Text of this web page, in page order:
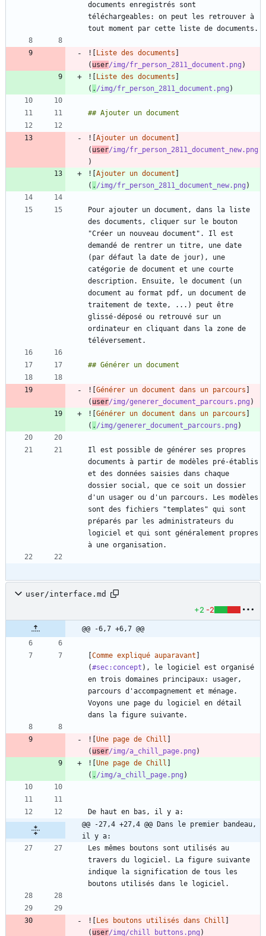
documents enregistrés sont
téléchargeables: on peut les retrouver à
![ Liste des documents
( user/img/fr_person_2811_document.png
![
Liste des documents
( . /img/fr_person_2811_document.png
![ Ajouter un document
( user/img/fr_person_2811_document_new.png
![ Ajouter un document
( . /img/fr_person_2811_document_new.png
Pour ajouter un document, dans la liste
des documents, cliquer sur le bouton
"Créer un nouveau document". Il est
demandé de rentrer un titre, une date
(par défaut la date de jour), une
catégorie de document et une courte
description. Ensuite, le document (un
document au format pdf, un document de
traitement de texte, ...) peut être
glissé-déposé ou retrouvé sur un
ordinateur en cliquant dans la zone de
![ Générer un document dans un parcours
( user/img/generer_document_parcours.png
![ Générer un document dans un parcours
( . /img/generer_document_parcours.png
Il est possible de générer ses propres
documents à partir de modèles pré-établis
et des données saisies dans chaque
dossier social, que ce soit un dossier
d'un usager ou d'un parcours. Les modèles
sont des fichiers "templates" qui sont
préparés par les administrateurs du
logiciel et qui sont généralement propres
user/interface.md
+2 -2
@@ -6,7 +6,7 @@
Comme expliqué auparavant
(#sec:concept ), le logiciel est organisé
en trois domaines principaux: usager,
parcours d'accompagnement et ménage.
Voyons une page du logiciel en détail
![ Une page de Chill
( user/img/a_chill_page.png
![ Une page de Chill
( . /img/a_chill_page.png
@@ -27,4 +27,4 @@ Dans le premier bandeau,
il y a:
Les mêmes boutons sont utilisés au
travers du logiciel. La figure suivante
indique la signification de tous les
![ Les boutons utilisés dans Chill
( user/img/chill_buttons.png